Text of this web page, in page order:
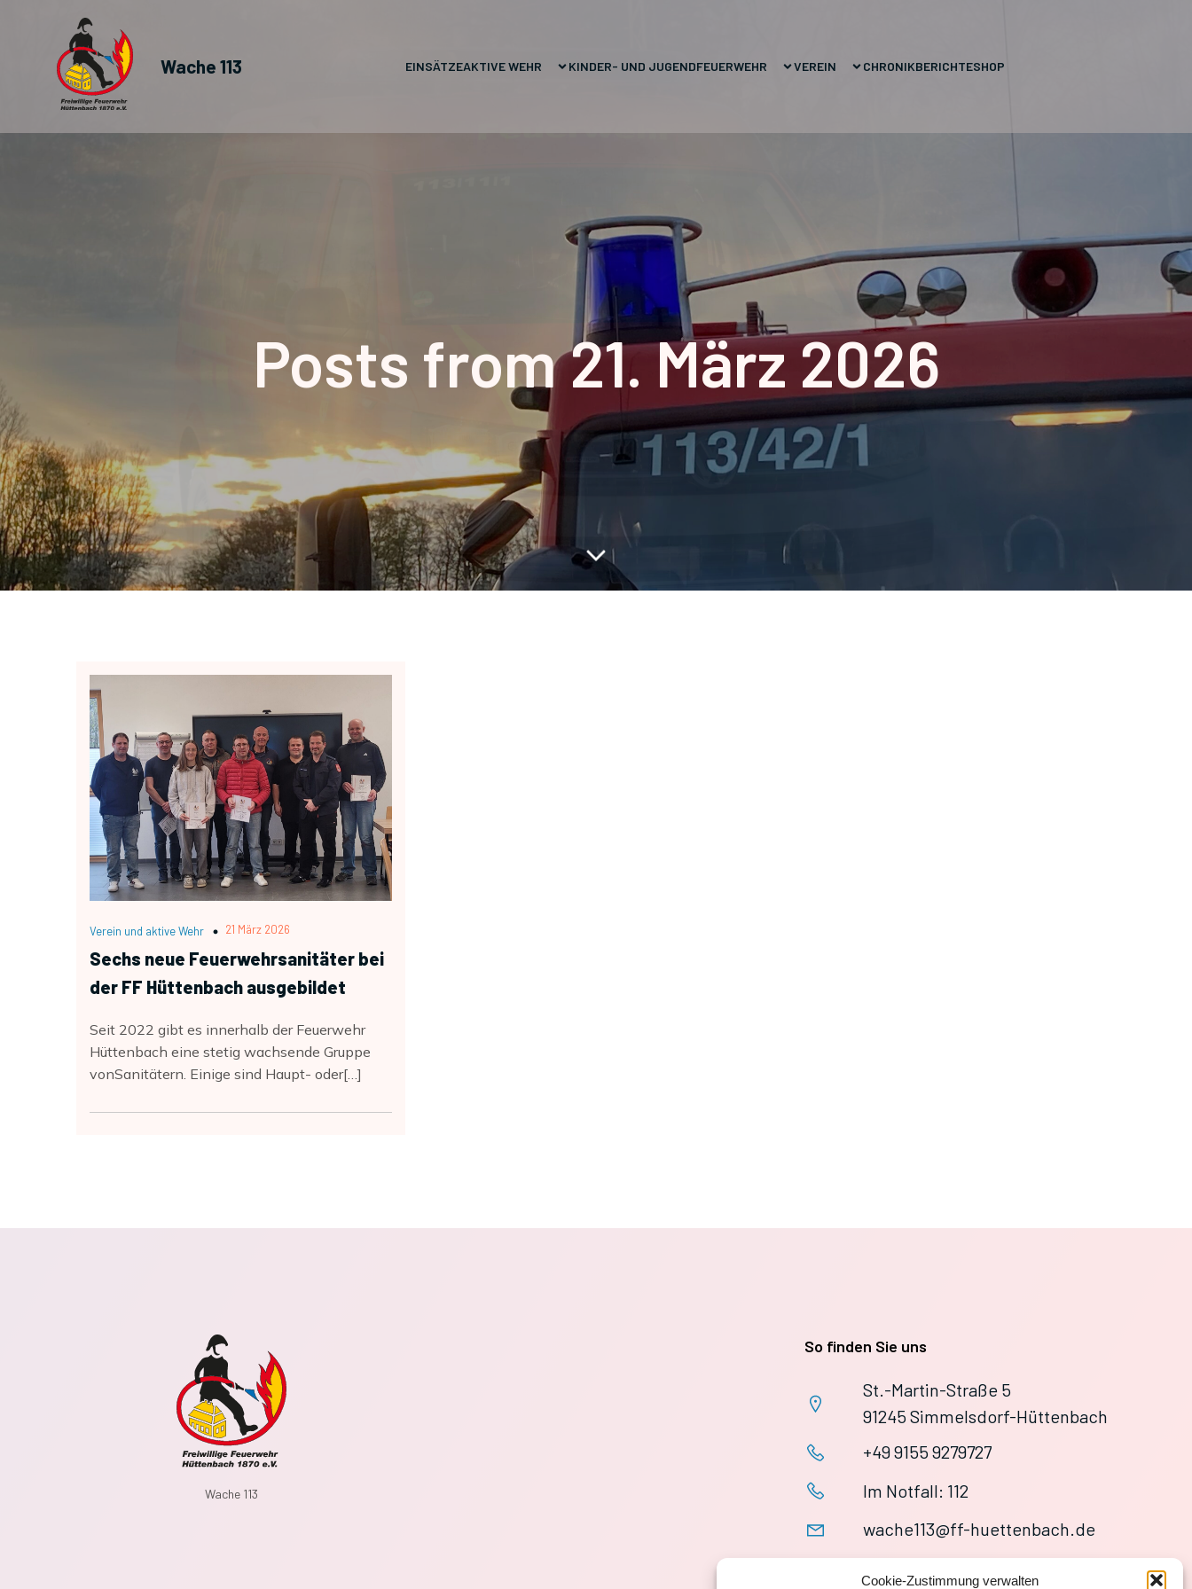
Cookie-Zustimmung verwalten
Wache 113 EINSÄTZEAKTIVE WEHR KINDER- UND JUGENDFEUERWEHR VEREIN CHRONIKBERICHTESHOP
Posts from 21. März 2026
Verein und aktive Wehr 21 März 2026
Sechs neue Feuerwehrsanitäter bei
der FF Hüttenbach ausgebildet
Seit 2022 gibt es innerhalb der Feuerwehr
Hüttenbach eine stetig wachsende Gruppe
vonSanitätern. Einige sind Haupt- oder[…]
Wache 113
So finden Sie uns
St.-Martin-Straße 5
91245 Simmelsdorf-Hüttenbach
+49 9155 9279727
Im Notfall: 112
wache113@ff-huettenbach.de